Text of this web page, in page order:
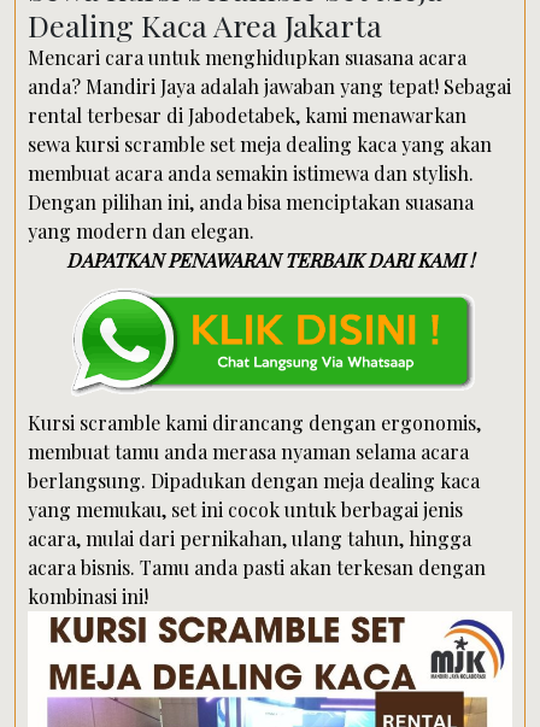
Dealing Kaca Area Jakarta
Mencari cara untuk menghidupkan suasana acara
anda? Mandiri Jaya adalah jawaban yang tepat! Sebagai
rental terbesar di Jabodetabek, kami menawarkan
sewa kursi scramble set meja dealing kaca yang akan
membuat acara anda semakin istimewa dan stylish.
Dengan pilihan ini, anda bisa menciptakan suasana
yang modern dan elegan.
DAPATKAN PENAWARAN TERBAIK DARI KAMI !
Kursi scramble kami dirancang dengan ergonomis,
membuat tamu anda merasa nyaman selama acara
berlangsung. Dipadukan dengan meja dealing kaca
yang memukau, set ini cocok untuk berbagai jenis
acara, mulai dari pernikahan, ulang tahun, hingga
acara bisnis. Tamu anda pasti akan terkesan dengan
kombinasi ini!